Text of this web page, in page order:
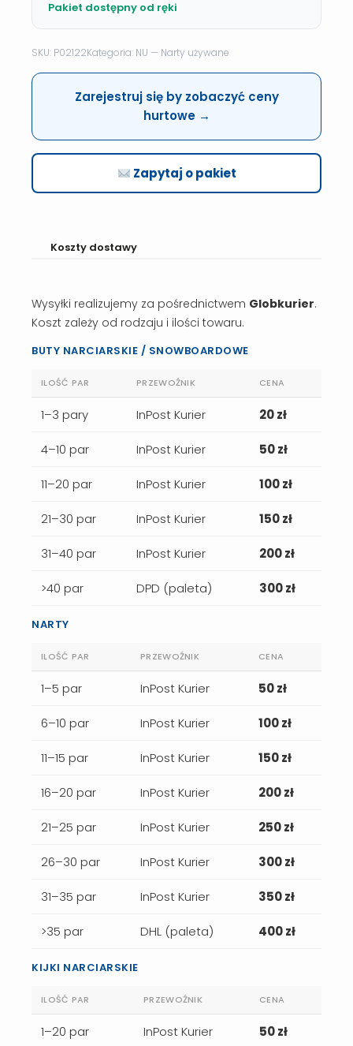
Pakiet dostępny od ręki
SKU: P02122Kategoria: NU — Narty używane
Zarejestruj się by zobaczyć ceny
hurtowe →
Zapytaj o pakiet
Koszty dostawy
Wysyłki realizujemy za pośrednictwem Globkurier.
Koszt zależy od rodzaju i ilości towaru.
BUTY NARCIARSKIE / SNOWBOARDOWE
ILOŚĆ PAR PRZEWOŹNIK CENA
1–3 pary InPost Kurier 20 zł
4–10 par InPost Kurier 50 zł
11–20 par InPost Kurier 100 zł
21–30 par InPost Kurier 150 zł
31–40 par InPost Kurier 200 zł
>40 par DPD (paleta) 300 zł
NARTY
ILOŚĆ PAR PRZEWOŹNIK CENA
1–5 par InPost Kurier 50 zł
6–10 par InPost Kurier 100 zł
11–15 par InPost Kurier 150 zł
16–20 par InPost Kurier 200 zł
21–25 par InPost Kurier 250 zł
26–30 par InPost Kurier 300 zł
31–35 par InPost Kurier 350 zł
>35 par DHL (paleta) 400 zł
KIJKI NARCIARSKIE
ILOŚĆ PAR PRZEWOŹNIK CENA
1–20 par InPost Kurier 50 zł